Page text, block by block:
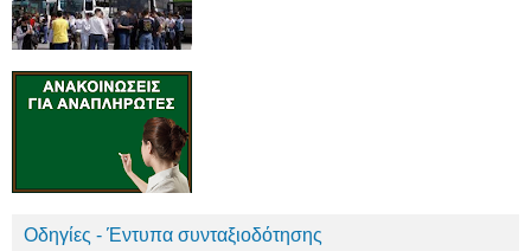
Οδηγίες - Έντυπα συνταξιοδότησης